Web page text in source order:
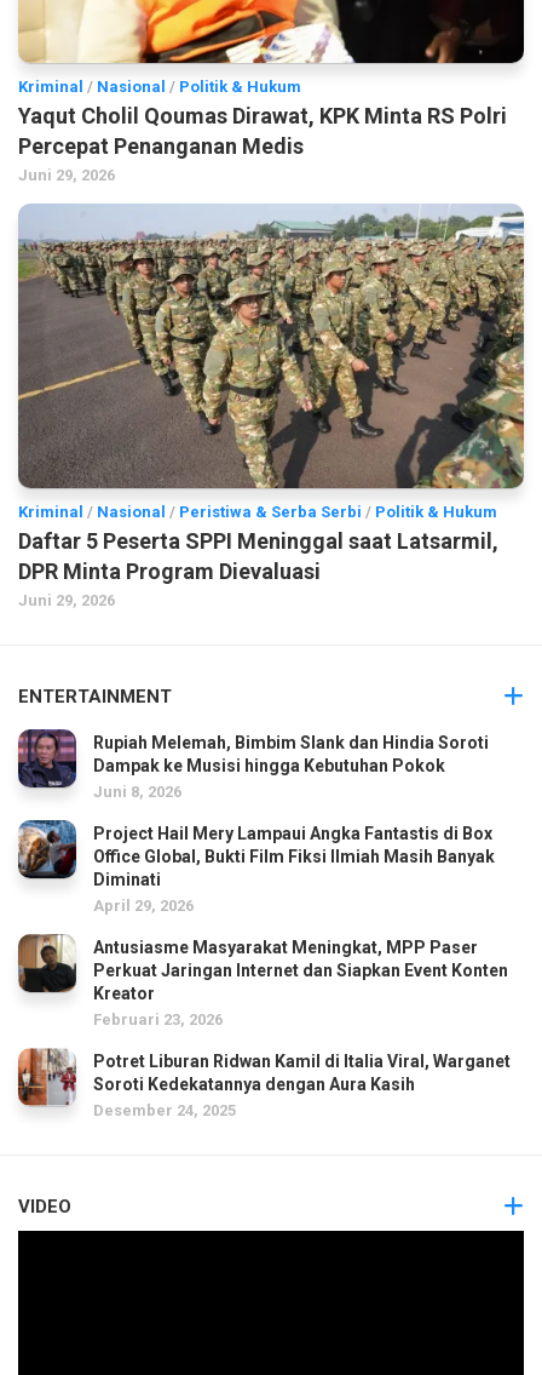
Kriminal / Nasional / Politik & Hukum
Yaqut Cholil Qoumas Dirawat, KPK Minta RS Polri
Percepat Penanganan Medis
Juni 29, 2026
Kriminal / Nasional / Peristiwa & Serba Serbi / Politik & Hukum
Daftar 5 Peserta SPPI Meninggal saat Latsarmil,
DPR Minta Program Dievaluasi
Juni 29, 2026
ENTERTAINMENT
Rupiah Melemah, Bimbim Slank dan Hindia Soroti
Dampak ke Musisi hingga Kebutuhan Pokok
Juni 8, 2026
Project Hail Mery Lampaui Angka Fantastis di Box
Office Global, Bukti Film Fiksi Ilmiah Masih Banyak
Diminati
April 29, 2026
Antusiasme Masyarakat Meningkat, MPP Paser
Perkuat Jaringan Internet dan Siapkan Event Konten
Kreator
Februari 23, 2026
Potret Liburan Ridwan Kamil di Italia Viral, Warganet
Soroti Kedekatannya dengan Aura Kasih
Desember 24, 2025
VIDEO